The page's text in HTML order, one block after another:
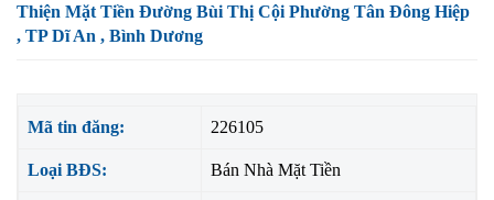
Thiện Mặt Tiền Đường Bùi Thị Cội Phường Tân Đông Hiệp
, TP Dĩ An , Bình Dương
Mã tin đăng: 226105
Loại BĐS: Bán Nhà Mặt Tiền